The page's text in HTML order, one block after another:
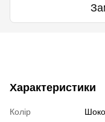
Характеристики
Колір